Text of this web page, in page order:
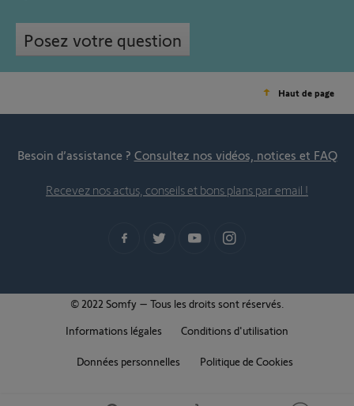
Posez votre question
Haut de page
Besoin d’assistance ? Consultez nos vidéos, notices et FAQ
Recevez nos actus, conseils et bons plans par email !
© 2022 Somfy – Tous les droits sont réservés.
Informations légales
Conditions d'utilisation
Données personnelles Politique de Cookies